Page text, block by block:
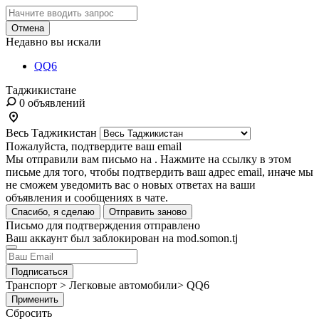
Отмена
Недавно вы искали
QQ6
Таджикистане
0 объявлений
Весь Таджикистан
Пожалуйста, подтвердите ваш email
Мы отправили вам письмо на . Нажмите на ссылку в этом
письме для того, чтобы подтвердить ваш адрес email, иначе мы
не сможем уведомить вас о новых ответах на ваши
объявления и сообщениях в чате.
Спасибо, я сделаю Отправить заново
Письмо для подтверждения отправлено
Ваш аккаунт был заблокирован на mod.somon.tj
Подписаться
Транспорт > Легковые автомобили> QQ6
Применить
Сбросить